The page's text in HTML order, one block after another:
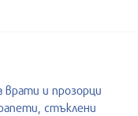
и прозорци
стъклени